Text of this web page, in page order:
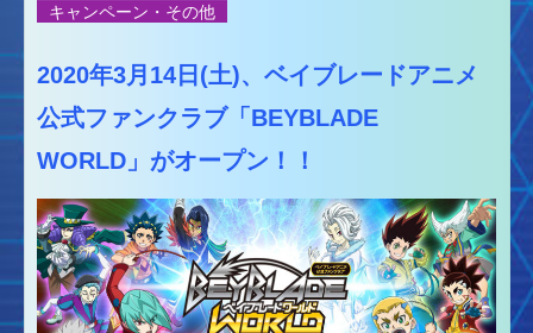
キャンペーン・その他
2020年3月14日(土)、ベイブレードアニメ
公式ファンクラブ「BEYBLADE
WORLD」がオープン！！